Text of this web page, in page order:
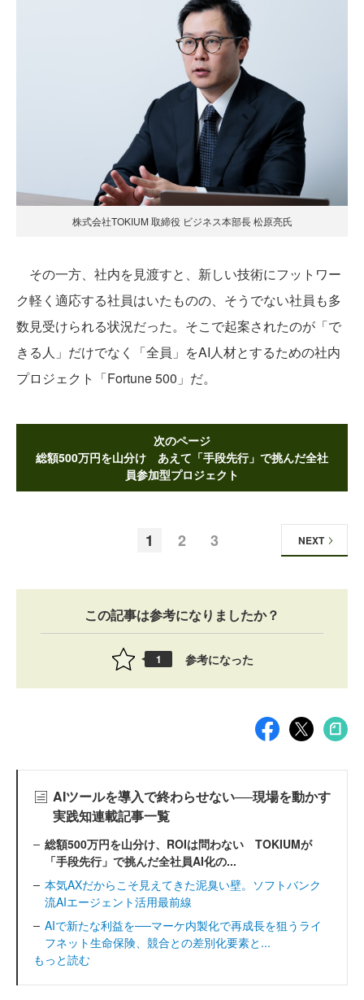
株式会社TOKIUM 取締役 ビジネス本部長 松原亮氏
その一方、社内を見渡すと、新しい技術にフットワー
ク軽く適応する社員はいたものの、そうでない社員も多
数見受けられる状況だった。そこで起案されたのが「で
きる人」だけでなく「全員」をAI人材とするための社内
プロジェクト「Fortune 500」だ。
次のページ
総額500万円を山分け あえて「手段先行」で挑んだ全社
員参加型プロジェクト
1 2 3 NEXT
この記事は参考になりましたか？
1 参考になった
AIツールを導入で終わらせない──現場を動かす
実践知連載記事一覧
総額500万円を山分け、ROIは問わない TOKIUMが
「手段先行」で挑んだ全社員AI化の...
本気AXだからこそ見えてきた泥臭い壁。ソフトバンク
流AIエージェント活用最前線
AIで新たな利益を──マーケ内製化で再成長を狙うライ
フネット生命保険、競合との差別化要素と...
もっと読む